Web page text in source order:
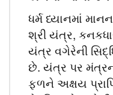
ધર્મ ધ્યાનમાં
શ્રી યંત્ર,
યંત્ર વગેરેની
છે. યંત્ર પર
ફળને અક્ષય